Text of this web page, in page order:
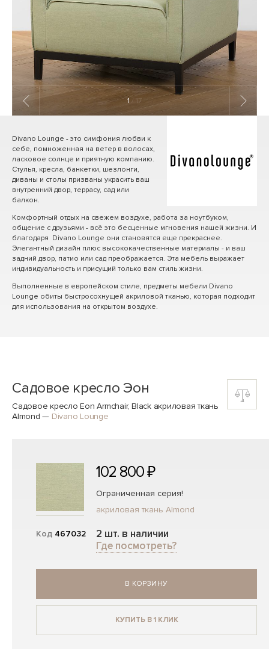
1 / 17
Divano Lounge - это симфония любви к
себе, помноженная на ветер в волосах,
ласковое солнце и приятную компанию.
Стулья, кресла, банкетки, шезлонги,
диваны и столы призваны украсить ваш
внутренний двор, террасу, сад или
балкон.
Комфортный отдых на свежем воздухе, работа за ноутбуком,
общение с друзьями - всё это бесценные мгновения нашей жизни. И
благодаря Divano Lounge они становятся еще прекраснее.
Элегантный дизайн плюс высококачественные материалы - и ваш
задний двор, патио или сад преображается. Эта мебель выражает
индивидуальность и присущий только вам стиль жизни.
Выполненные в европейском стиле, предметы мебели Divano
Lounge обиты быстросохнущей акриловой тканью, которая подходит
для использования на открытом воздухе.
Садовое кресло Эон
Садовое кресло Eon Armchair, Black акриловая ткань
Almond — Divano Lounge
Код 467032
102 800 ₽
Ограниченная серия!
акриловая ткань Almond
2 шт. в наличии
Где посмотреть?
В КОРЗИНУ
КУПИТЬ В 1 КЛИК